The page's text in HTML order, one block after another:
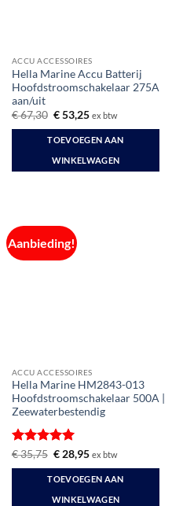
ACCU ACCESSOIRES
Hella Marine Accu Batterij
Hoofdstroomschakelaar 275A
aan/uit
€67,30 Oorspronkelijke
was:
€ 67,30.
€53,25Huidige
is:
€ 53,25.
ex btw
TOEVOEGEN AAN
WINKELWAGEN
Aanbieding!
ACCU ACCESSOIRES
Hella Marine HM2843-013
Hoofdstroomschakelaar 500A |
Zeewaterbestendig
Gewaardeerd
5uit 5
€35,75 Oorspronkelijke
was:
€ 35,75.
€28,95Huidige
is:
€ 28,95.
ex btw
TOEVOEGEN AAN
WINKELWAGEN